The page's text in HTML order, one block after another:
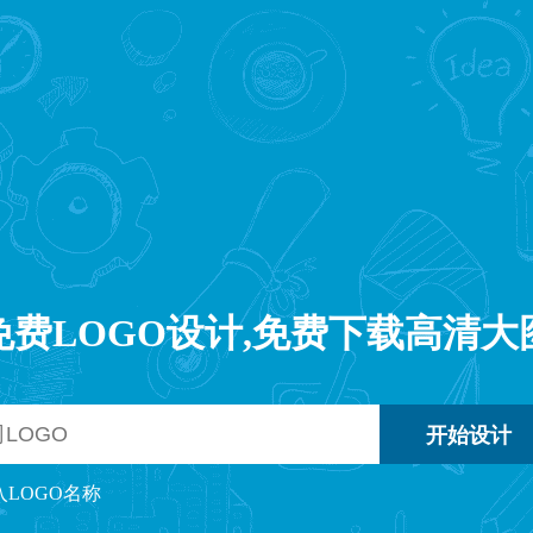
费LOGO设计,免费下载高清大
LOGO名称